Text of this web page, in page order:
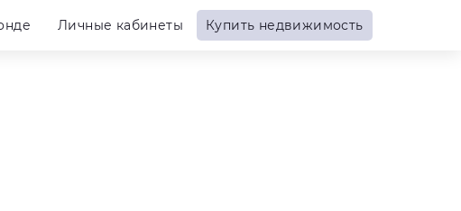
Личные кабинеты Купить недвижимость